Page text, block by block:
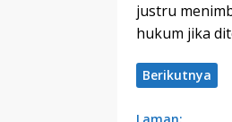
justru
hukum jika
Berikutnya